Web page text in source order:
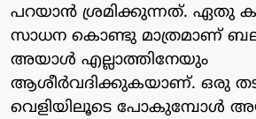
പറയാൻ ശ്രമിക്കുന്നത്. ഏതു
സാധന കൊണ്ടു മാത്രമാണ്
അയാൾ എല്ലാത്തിനേയും
ആശീർവദിക്കുകയാണ്. ഒരു
വെളിയിലൂടെ പോകുമ്പോൾ